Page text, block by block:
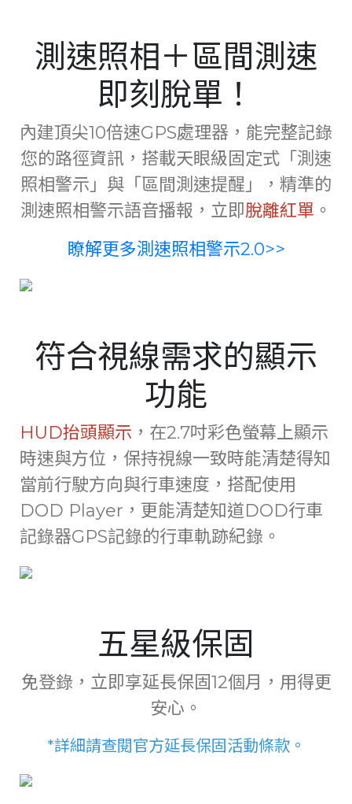
測速照相＋區間測速
即刻脫單！
內建頂尖10倍速GPS處理器，能完整記錄
您的路徑資訊，搭載天眼級固定式「測速
照相警示」與「區間測速提醒」，精準的
測速照相警示語音播報，立即脫離紅單 。
瞭解更多測速照相警示2.0>>
符合視線需求的顯示
功能
HUD抬頭顯示 ，在2.7吋彩色螢幕上顯示
時速與方位，保持視線一致時能清楚得知
當前行駛方向與行車速度，搭配使用
DOD Player，更能清楚知道DOD行車
記錄器GPS記錄的行車軌跡紀錄。
五星級保固
免登錄，立即享延長保固12個月，用得更
安心。
*詳細請查閱官方延長保固活動條款。